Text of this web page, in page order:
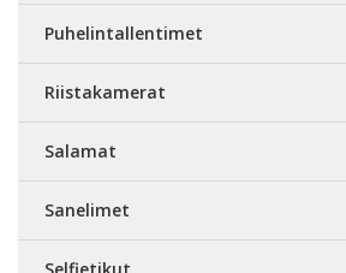
Puhelintallentimet
Riistakamerat
Salamat
Sanelimet
Selfietikut